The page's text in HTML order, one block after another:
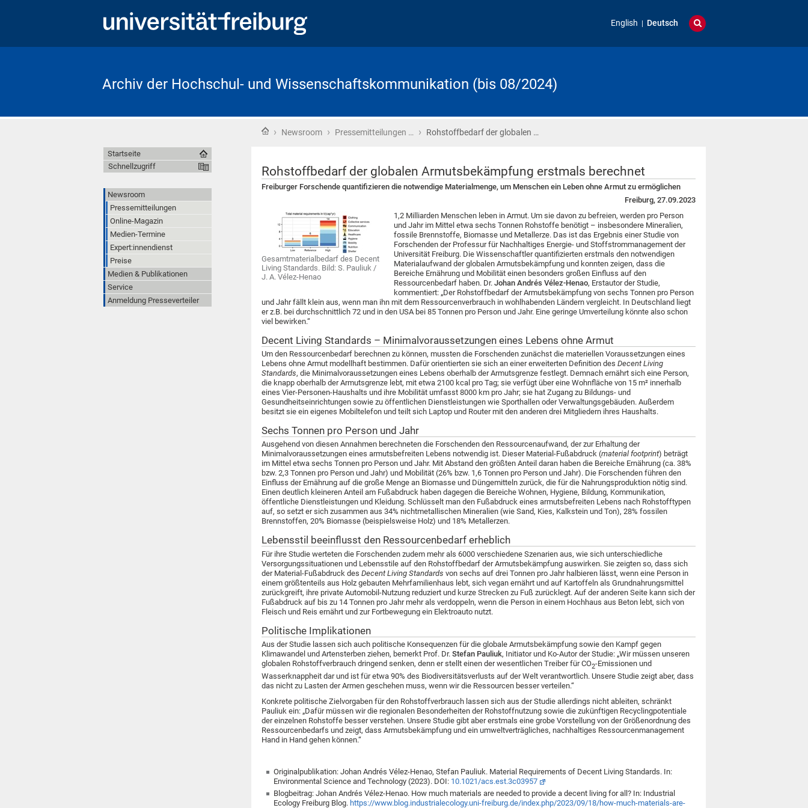
English Deutsch
Archiv der Hochschul- und Wissenschaftskommunikation (bis 08/2024)
Startseite
› Newsroom › Pressemitteilungen … › Rohstoffbedarf der globalen …
Rohstoffbedarf der globalen Armutsbekämpfung erstmals berechnet
Freiburger Forschende quantifizieren die notwendige Materialmenge, um Menschen ein Leben ohne Armut zu ermöglichen
Freiburg, 27.09.2023
Gesamtmaterialbedarf des Decent
Living Standards. Bild: S. Pauliuk /
J. A. Vélez-Henao
1,2 Milliarden Menschen leben in Armut. Um sie davon zu befreien, werden pro Person
und Jahr im Mittel etwa sechs Tonnen Rohstoffe benötigt – insbesondere Mineralien,
fossile Brennstoffe, Biomasse und Metallerze. Das ist das Ergebnis einer Studie von
Forschenden der Professur für Nachhaltiges Energie- und Stoffstrommanagement der
Universität Freiburg. Die Wissenschaftler quantifizierten erstmals den notwendigen
Materialaufwand der globalen Armutsbekämpfung und konnten zeigen, dass die
Bereiche Ernährung und Mobilität einen besonders großen Einfluss auf den
Ressourcenbedarf haben. Dr. Johan Andrés Vélez-Henao, Erstautor der Studie,
kommentiert: „Der Rohstoffbedarf der Armutsbekämpfung von sechs Tonnen pro Person
und Jahr fällt klein aus, wenn man ihn mit dem Ressourcenverbrauch in wohlhabenden Ländern vergleicht. In Deutschland liegt
er z.B. bei durchschnittlich 72 und in den USA bei 85 Tonnen pro Person und Jahr. Eine geringe Umverteilung könnte also schon
viel bewirken.“
Decent Living Standards – Minimalvoraussetzungen eines Lebens ohne Armut
Um den Ressourcenbedarf berechnen zu können, mussten die Forschenden zunächst die materiellen Voraussetzungen eines
Lebens ohne Armut modellhaft bestimmen. Dafür orientierten sie sich an einer erweiterten Definition des Decent Living
Standards, die Minimalvoraussetzungen eines Lebens oberhalb der Armutsgrenze festlegt. Demnach ernährt sich eine Person,
die knapp oberhalb der Armutsgrenze lebt, mit etwa 2100 kcal pro Tag; sie verfügt über eine Wohnfläche von 15 m² innerhalb
eines Vier-Personen-Haushalts und ihre Mobilität umfasst 8000 km pro Jahr; sie hat Zugang zu Bildungs- und
Gesundheitseinrichtungen sowie zu öffentlichen Dienstleistungen wie Sporthallen oder Verwaltungsgebäuden. Außerdem
besitzt sie ein eigenes Mobiltelefon und teilt sich Laptop und Router mit den anderen drei Mitgliedern ihres Haushalts.
Sechs Tonnen pro Person und Jahr
Ausgehend von diesen Annahmen berechneten die Forschenden den Ressourcenaufwand, der zur Erhaltung der
Minimalvoraussetzungen eines armutsbefreiten Lebens notwendig ist. Dieser Material-Fußabdruck (material footprint) beträgt
im Mittel etwa sechs Tonnen pro Person und Jahr. Mit Abstand den größten Anteil daran haben die Bereiche Ernährung (ca. 38%
bzw. 2,3 Tonnen pro Person und Jahr) und Mobilität (26% bzw. 1,6 Tonnen pro Person und Jahr). Die Forschenden führen den
Einfluss der Ernährung auf die große Menge an Biomasse und Düngemitteln zurück, die für die Nahrungsproduktion nötig sind.
Einen deutlich kleineren Anteil am Fußabdruck haben dagegen die Bereiche Wohnen, Hygiene, Bildung, Kommunikation,
öffentliche Dienstleistungen und Kleidung. Schlüsselt man den Fußabdruck eines armutsbefreiten Lebens nach Rohstofftypen
auf, so setzt er sich zusammen aus 34% nichtmetallischen Mineralien (wie Sand, Kies, Kalkstein und Ton), 28% fossilen
Brennstoffen, 20% Biomasse (beispielsweise Holz) und 18% Metallerzen.
Lebensstil beeinflusst den Ressourcenbedarf erheblich
Für ihre Studie werteten die Forschenden zudem mehr als 6000 verschiedene Szenarien aus, wie sich unterschiedliche
Versorgungssituationen und Lebensstile auf den Rohstoffbedarf der Armutsbekämpfung auswirken. Sie zeigten so, dass sich
der Material-Fußabdruck des Decent Living Standards von sechs auf drei Tonnen pro Jahr halbieren lässt, wenn eine Person in
einem größtenteils aus Holz gebauten Mehrfamilienhaus lebt, sich vegan ernährt und auf Kartoffeln als Grundnahrungsmittel
zurückgreift, ihre private Automobil-Nutzung reduziert und kurze Strecken zu Fuß zurücklegt. Auf der anderen Seite kann sich der
Fußabdruck auf bis zu 14 Tonnen pro Jahr mehr als verdoppeln, wenn die Person in einem Hochhaus aus Beton lebt, sich von
Fleisch und Reis ernährt und zur Fortbewegung ein Elektroauto nutzt.
Politische Implikationen
Aus der Studie lassen sich auch politische Konsequenzen für die globale Armutsbekämpfung sowie den Kampf gegen
Klimawandel und Artensterben ziehen, bemerkt Prof. Dr. Stefan Pauliuk, Initiator und Ko-Autor der Studie: „Wir müssen unseren
globalen Rohstoffverbrauch dringend senken, denn er stellt einen der wesentlichen Treiber für CO2-Emissionen und
Wasserknappheit dar und ist für etwa 90% des Biodiversitätsverlusts auf der Welt verantwortlich. Unsere Studie zeigt aber, dass
das nicht zu Lasten der Armen geschehen muss, wenn wir die Ressourcen besser verteilen.“
Konkrete politische Zielvorgaben für den Rohstoffverbrauch lassen sich aus der Studie allerdings nicht ableiten, schränkt
Pauliuk ein: „Dafür müssen wir die regionalen Besonderheiten der Rohstoffnutzung sowie die zukünftigen Recyclingpotentiale
der einzelnen Rohstoffe besser verstehen. Unsere Studie gibt aber erstmals eine grobe Vorstellung von der Größenordnung des
Ressourcenbedarfs und zeigt, dass Armutsbekämpfung und ein umweltverträgliches, nachhaltiges Ressourcenmanagement
Hand in Hand gehen können.“
Originalpublikation: Johan Andrés Vélez-Henao, Stefan Pauliuk. Material Requirements of Decent Living Standards. In:
Environmental Science and Technology (2023). DOI: 10.1021/acs.est.3c03957
Blogbeitrag: Johan Andrés Vélez-Henao. How much materials are needed to provide a decent living for all? In: Industrial
Ecology Freiburg Blog. https://www.blog.industrialecology.uni-freiburg.de/index.php/2023/09/18/how-much-materials-are-
Startseite
Schnellzugriff
Newsroom
Pressemitteilungen
Online-Magazin
Medien-Termine
Expert:innendienst
Preise
Medien & Publikationen
Service
Anmeldung Presseverteiler